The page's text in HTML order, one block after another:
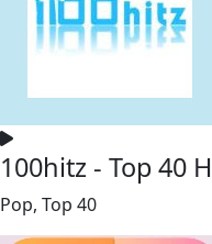
100hitz - Top 40
Pop, Top 40